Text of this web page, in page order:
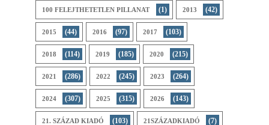
100 FELEJTHETETLEN PILLANAT (1) 2013 (42)
2015 (44) 2016 (97) 2017 (103)
2018 (114) 2019 (185) 2020 (215)
2021 (286) 2022 (245) 2023 (264)
2024 (307) 2025 (315) 2026 (143)
21. SZÁZAD KIADÓ (103) 21SZÁZADKIADÓ (7)